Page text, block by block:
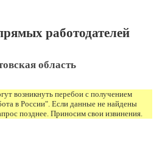
работодателей
область
возникнуть перебои с получением
в России". Если данные не найдены
позднее. Приносим свои извинения.